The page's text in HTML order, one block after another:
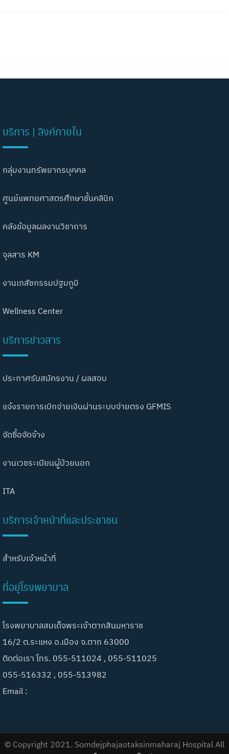
บริการ | ลิงค์ภายใน
กลุ่มงานทรัพยากรบุคคล
ศูนย์แพทยศาสตรศึกษาชั้นคลินิก
คลังข้อมูลผลงานวิชาการ
จุลสาร KM
งานเภสัชกรรมปฐมภูมิ
Wellness Center
บริการข่าวสาร
ประกาศรับสมัครงาน / ผลสอบ
แจ้งรายการเบิกจ่ายเงินผ่านระบบจ่ายตรง GFMIS
จัดซื้อจัดจ้าง
งานเวชระเบียนผู้ป่วยนอก
ITA
บริการเจ้าหน้าที่และประชาชน
สำหรับเจ้าหน้าที่
ที่อยู่โรงพยาบาล
โรงพยาบาลสมเด็จพระเจ้าตากสินมหาราช
16/2 ต.ระแหง อ.เมือง จ.ตาก 63000
ติดต่อเรา โทร. 055-511024 , 055-511025
055-516332 , 055-513982
Email :
© Copyright 2021. Somdejphajaotaksinmaharaj Hospital All